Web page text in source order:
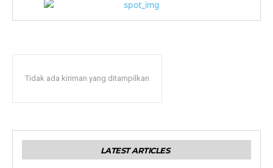
Tidak ada kiriman yang ditampilkan
LATEST ARTICLES